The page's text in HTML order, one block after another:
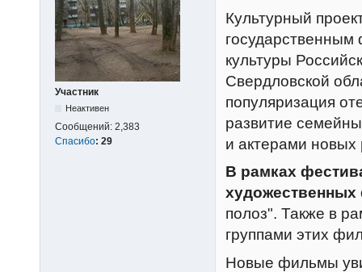
Участник
Неактивен
Сообщений: 2,383
Спасибо: 29
Культурный
культуры
Свердловской
популяризация
развитие
и актерами
В рамках
полоз". Также в
группами этих
Новые фильмы